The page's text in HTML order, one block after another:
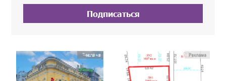
Подписаться